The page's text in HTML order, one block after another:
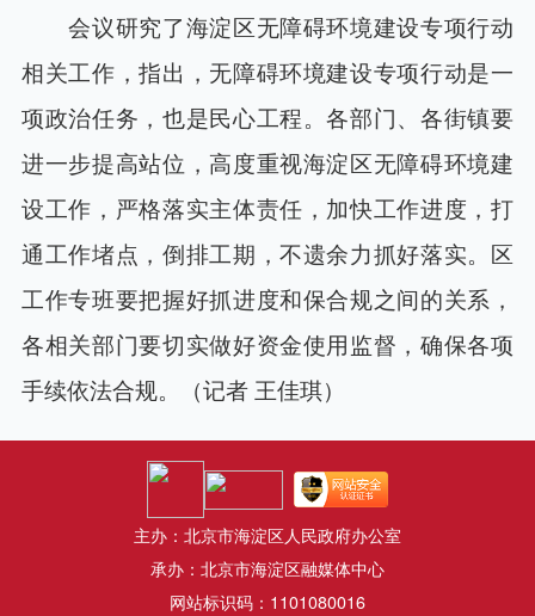
会议研究了海淀区无障碍环境建设专项行动
相关工作，指出，无障碍环境建设专项行动是一
项政治任务，也是民心工程。各部门、各街镇要
进一步提高站位，高度重视海淀区无障碍环境建
设工作，严格落实主体责任，加快工作进度，打
通工作堵点，倒排工期，不遗余力抓好落实。区
工作专班要把握好抓进度和保合规之间的关系，
各相关部门要切实做好资金使用监督，确保各项
手续依法合规。（记者 王佳琪）
主办：北京市海淀区人民政府办公室
承办：北京市海淀区融媒体中心
网站标识码：1101080016